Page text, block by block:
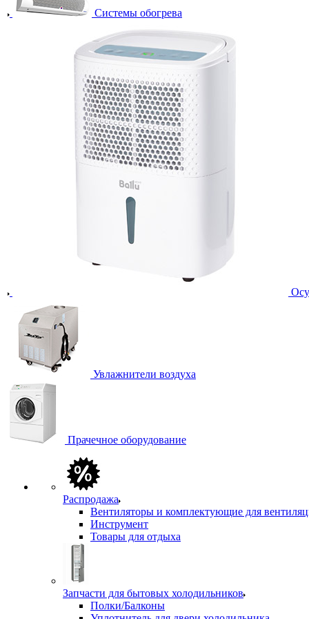
Системы обогрева
Увлажнители воздуха
Прачечное оборудование
Распродажа
Вентиляторы и комплектующие для
Инструмент
Товары для отдыха
Запчасти для бытовых холодильников
Полки/Балконы